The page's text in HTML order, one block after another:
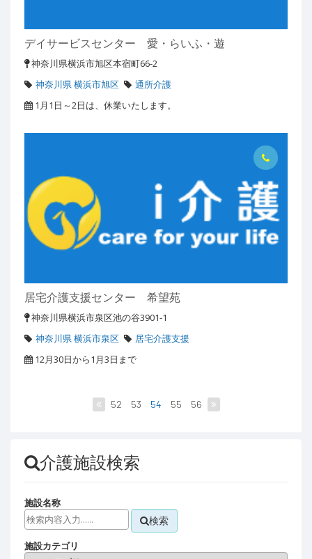
デイサービスセンター 愛・らいふ・遊
神奈川県横浜市旭区本宿町66-2
神奈川県 横浜市旭区
通所介護
1月1日～2日は、休業いたします。
居宅介護支援センター 希望苑
神奈川県横浜市泉区池の谷3901-1
神奈川県 横浜市泉区
居宅介護支援
12月30日から1月3日まで
52 53 54 55 56
介護施設検索
施設名称
検索
施設カテゴリ